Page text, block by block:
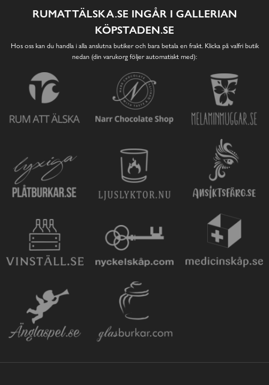
RUMATTÄLSKA.SE INGÅR I GALLERIAN
KÖPSTADEN.SE
Hos oss kan du handla i alla anslutna butiker och bara betala en frakt. Klicka på valfri butik
nedan (din varukorg följer automatiskt med):